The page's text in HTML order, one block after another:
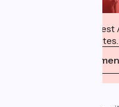
Cet établissement
accueillir des cyclistes.
Voir ses